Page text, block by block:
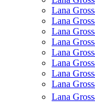
Lana
Lana
Lana
Lana
Lana
Lana
Lana
Lana
Lana